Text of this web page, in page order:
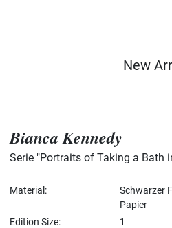
New
Bianca Kennedy
Serie "Portraits of Taking a Bath
Material
Schwarzer
Papier
Edition Size
1